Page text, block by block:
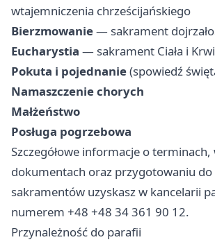
wtajemniczenia chrześcijańskiego
Bierzmowanie— sakrament
Eucharystia — sakrament Ciała i
Pokuta i pojednanie(spowiedź
Namaszczenie chorych
Małżeństwo
Posługa pogrzebowa
Szczegółowe informacje o
dokumentach oraz przygotowaniu do
sakramentów uzyskasz w kancelarii
numerem +48 +48 34 361 90 12.
Przynależność do parafii